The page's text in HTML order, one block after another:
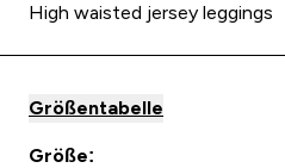
High waisted jersey leggings
Größentabelle
Größe: